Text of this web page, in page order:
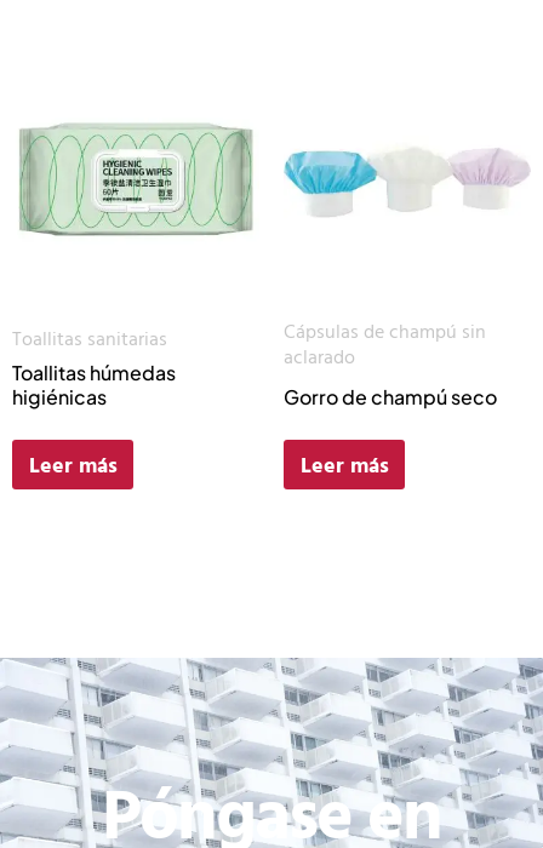
Toallitas sanitarias
Toallitas húmedas
higiénicas
Leer más
Cápsulas de champú sin
aclarado
Gorro de champú seco
Leer más
Póngase en